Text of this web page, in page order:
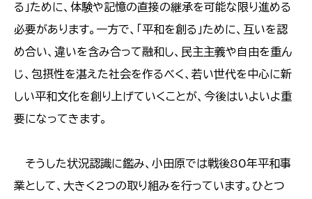
る」ために、体験や記憶の直接の継承を可能な限り進める
必要があります。一方で、「平和を創る」ために、互いを認
め合い、違いを含み合って融和し、民主主義や自由を重ん
じ、包摂性を湛えた社会を作るべく、若い世代を中心に新
しい平和文化を創り上げていくことが、今後はいよいよ重
要になってきます。
そうした状況認識に鑑み、小田原では戦後80年平和事
業として、大きく2つの取り組みを行っています。ひとつ